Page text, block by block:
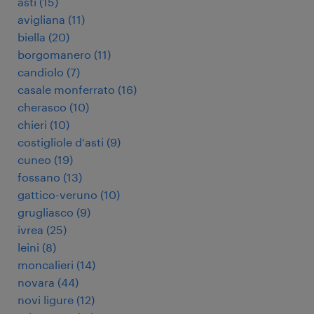
avigliana (11)
biella (20)
borgomanero (11)
candiolo (7)
casale monferrato (16)
cherasco (10)
chieri (10)
costigliole d'asti (9)
cuneo (19)
fossano (13)
gattico-veruno (10)
grugliasco (9)
ivrea (25)
leini (8)
moncalieri (14)
novara (44)
novi ligure (12)